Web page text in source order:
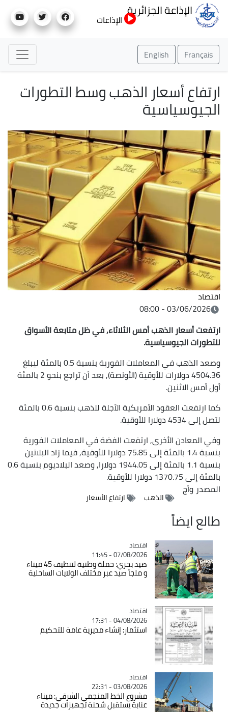
إلى
الإذاعة الجزائرية
الإذاعات
Français
English
ارتفاع أسعار الذهب وسط التطورات
الجيوسياسية
اقتصاد
03/06/2026 - 08:00
ارتفعت أسعار الذهب أمس الثلاثاء, في ظل متابعة الأسواق
للتطورات الجيوسياسية.
وصعد الذهب في المعاملات الفورية بنسبة 0.5 بالمئة ليبلغ
4504.36 دولارات للأوقية (الأونصة), بعد أن تراجع بنحو 2 بالمئة
أول أمس الاثنين.
كما ارتفعت العقود الأمريكية الآجلة للذهب بنسبة 0.6 بالمئة
لتصل إلى 4534 دولارا للأوقية.
وفي المعادن الأخرى, ارتفعت الفضة في المعاملات الفورية
بنسبة 1.4 بالمئة إلى 75.85 دولارا للأوقية, فيما زاد البلاتين
بنسبة 1.1 بالمئة إلى 1944.05 دولارا, وصعد البلاديوم بنسبة 0.6
بالمئة إلى 1370.75 دولارا للأوقية.
المصدروأج
الذهب ارتفاع الأسعار
طالع ايضاً
Catégorie
اقتصاد
07/08/2026 - 11:45
صيد بحري: حملة وطنية لتنظيف 45 ميناء
و ملجأ صيد عبر مختلف الولايات الساحلية
Catégorie
اقتصاد
04/08/2026 - 17:31
استثمار: إنشاء مديرية عامة للتحكيم
Catégorie
اقتصاد
03/08/2026 - 22:31
مشروع الخط المنجمي الشرقي: ميناء
عنابة يستقبل شحنة تجهيزات جديدة